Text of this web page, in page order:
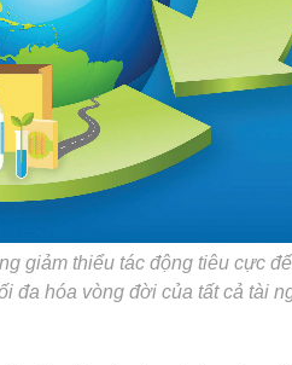
giảm thiểu tác động tiêu cực
đa hóa vòng đời của tất cả tài